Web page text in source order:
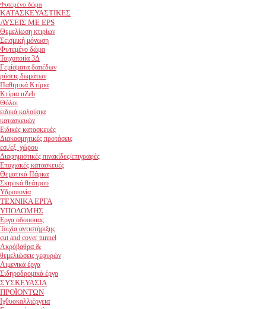
Φυτεμένο δώμα
ΚΑΤΑΣΚΕΥΑΣΤΙΚΕΣ
ΛΥΣΕΙΣ ΜΕ EPS
Θεμελίωση κτιρίων
Σεισμική μόνωση
Φυτεμένο δώμα
Τοιχοποιία 3Δ
Γεμίσματα δαπέδων
ρύσεις δωμάτων
Παθητικά Κτίρια
Κτίρια nZeb
Θόλοι
ειδικά καλούπια
κατασκευών
Ειδικές κατασκευές
Διακοσμητικές προτάσεις
εσ./εξ. χώρου
Διαφημιστικές πινακίδες/επιγραφές
Εποχιακές κατασκευές
Θεματικά Πάρκα
Σκηνικά θεάτρου
Υδροπονία
ΤΕΧΝΙΚΑ ΕΡΓΑ
ΥΠΟΔΟΜΗΣ
Εργα οδοποιιας
Τοιχία αντιστήριξης
cut and cover tunnel
Ακρόβαθρα &
θεμελιώσεις γεφυρών
Λιμενικά έργα
Σιδηροδρομικά έργα
ΣΥΣΚΕΥΑΣΙΑ
ΠΡΟΪΟΝΤΩΝ
Ιχθυοκαλλιέργεια